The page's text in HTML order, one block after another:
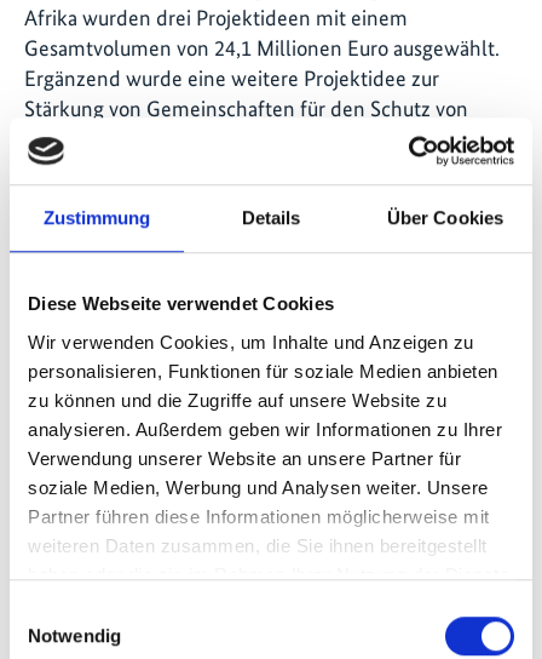
Zustimmung Details Über Cookies
Diese Webseite verwendet Cookies
Wir verwenden Cookies, um Inhalte und Anzeigen zu
personalisieren, Funktionen für soziale Medien anbieten
zu können und die Zugriffe auf unsere Website zu
analysieren. Außerdem geben wir Informationen zu Ihrer
Verwendung unserer Website an unsere Partner für
soziale Medien, Werbung und Analysen weiter. Unsere
Partner führen diese Informationen möglicherweise mit
weiteren Daten zusammen, die Sie ihnen bereitgestellt
haben oder die sie im Rahmen Ihrer Nutzung der Dienste
Notwendig
Afrika wurden drei Projektideen mit einem
Gesamtvolumen von 24,1 Millionen Euro ausgewählt.
Ergänzend wurde eine weitere Projektidee zur
Stärkung von Gemeinschaften für den Schutz von
Küsten und Meeren in Lateinamerika mit 8,4 Millionen
Euro zur Förderung vorgesehen.
Die Ramsar-Konvention zeigt, wie internationale
Zusammenarbeit zum Schutz zentraler Ökosysteme
ihre Partnerländer dabei, die Ziele der Konvention in
konkrete Maßnahmen zu übersetzen – für Klima,
Biodiversität und eine nachhaltige Entwicklung.
Seite teilen https://www.international-climate-
initiative.com/NEWS3492